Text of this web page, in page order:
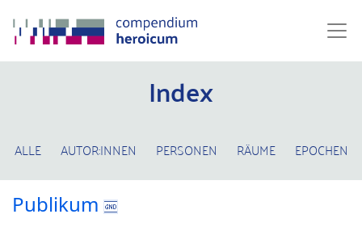
Index
ALLE AUTOR:INNEN PERSONEN RÄUME EPOCHEN
Publikum